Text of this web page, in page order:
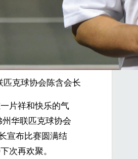
匹克球协会陈含会长
片祥和快乐的气
州华联匹克球协会
宣布比赛圆满结
次再欢聚。